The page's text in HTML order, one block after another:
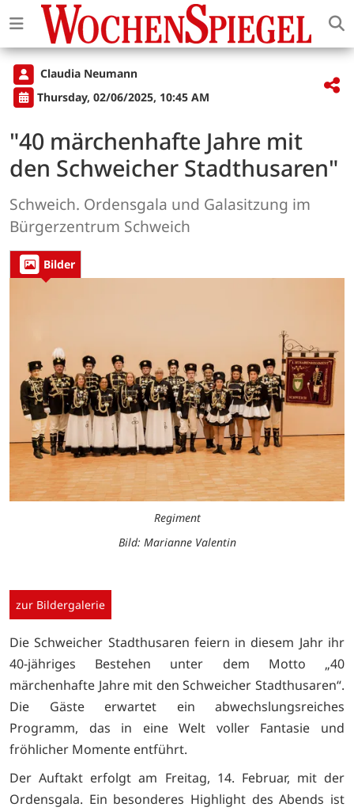
Claudia Neumann
Thursday, 02/06/2025, 10:45 AM
"40 märchenhafte Jahre mit
den Schweicher Stadthusaren"
Schweich. Ordensgala und Galasitzung im
Bürgerzentrum Schweich
Bilder
Regiment
Bild: Marianne Valentin
zur Bildergalerie
Die Schweicher Stadthusaren feiern in diesem Jahr ihr
40-jähriges Bestehen unter dem Motto „40
märchenhafte Jahre mit den Schweicher Stadthusaren“.
Die Gäste erwartet ein abwechslungsreiches
Programm, das in eine Welt voller Fantasie und
fröhlicher Momente entführt.
Der Auftakt erfolgt am Freitag, 14. Februar, mit der
Ordensgala. Ein besonderes Highlight des Abends ist